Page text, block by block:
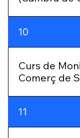
10
Curs de
Comerç de
https://
0yb6vEmBd3B/
11